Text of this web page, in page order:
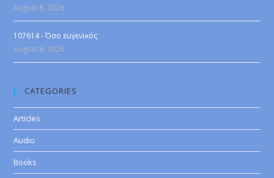
August 6, 2026
107614 - Όσο ευγενικός
August 6, 2026
CATEGORIES
Articles
Audio
Books